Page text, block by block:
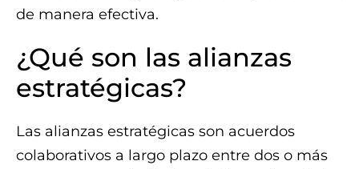
de manera efectiva.
¿Qué son las alianzas
estratégicas?
Las alianzas estratégicas son acuerdos
colaborativos a largo plazo entre dos o más